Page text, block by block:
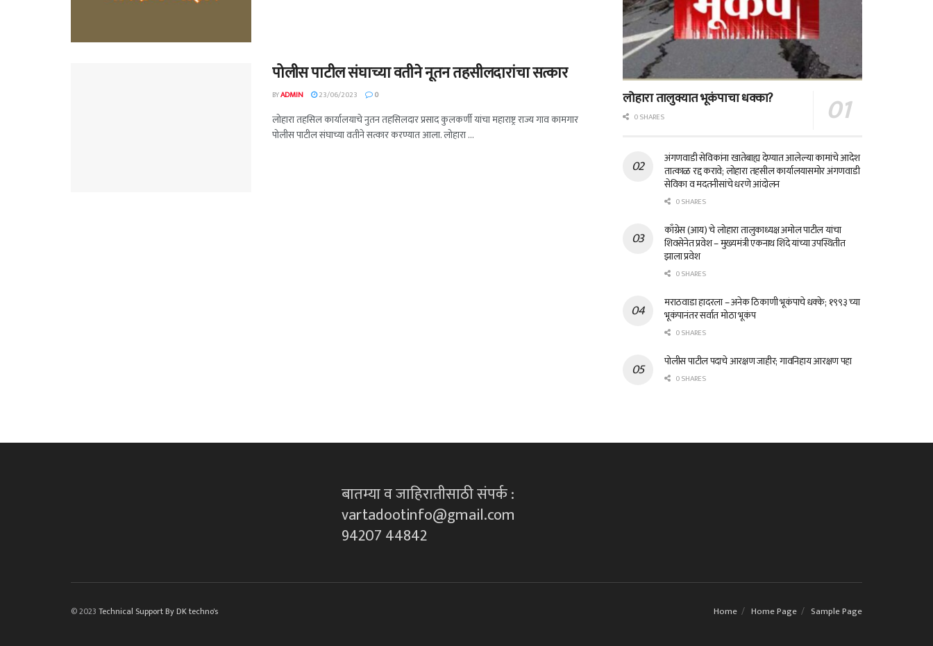
पोलीस पाटील संघाच्या वतीने नूतन तहसीलदारांचा सत्कार
BYADMIN 23/06/2023 0
लोहारा तहसिल कार्यालयाचे नुतन तहसिलदार प्रसाद कुलकर्णी यांचा महाराष्ट्र राज्य गाव कामगार
पोलीस पाटील संघाच्या वतीने सत्कार करण्यात आला. लोहारा ...
लोहारा तालुक्यात भूकंपाचा धक्का?
0 SHARES
अंगणवाडी सेविकांना खातेबाह्य देण्यात आलेल्या कामांचे आदेश
तात्काळ रद्द करावे; लोहारा तहसील कार्यालयासमोर अंगणवाडी
सेविका व मदतनीसांचे धरणे आंदोलन
0 SHARES
काँग्रेस (आय) चे लोहारा तालुकाध्यक्ष अमोल पाटील यांचा
शिवसेनेत प्रवेश – मुख्यमंत्री एकनाथ शिंदे यांच्या उपस्थितीत
झाला प्रवेश
0 SHARES
मराठवाडा हादरला – अनेक ठिकाणी भूकंपाचे धक्के; १९९३ च्या
भूकंपानंतर सर्वात मोठा भूकंप
0 SHARES
पोलीस पाटील पदाचे आरक्षण जाहीर; गावनिहाय आरक्षण पहा
0 SHARES
बातम्या व जाहिरातीसाठी संपर्क :
vartadootinfo@gmail.com
94207 44842
Home Home Page Sample Page
© 2023 Technical Support By DK techno's